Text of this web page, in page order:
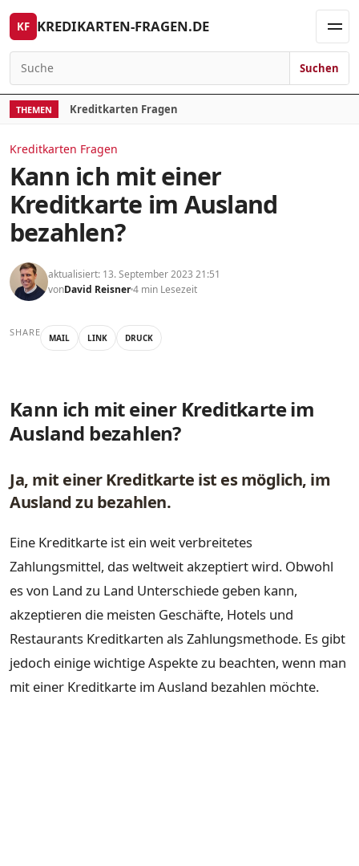
Skip to content
KF KREDIKARTEN-FRAGEN.DE
Search for:
Suchen
THEMEN Kreditkarten Fragen
Kreditkarten Fragen
Kann ich mit einer
Kreditkarte im Ausland
bezahlen?
aktualisiert: 13. September 2023 21:51
vonDavid Reisner4 min Lesezeit
SHARE MAIL LINK DRUCK
Kann ich mit einer Kreditkarte im
Ausland bezahlen?
Ja, mit einer Kreditkarte ist es möglich, im
Ausland zu bezahlen.
Eine Kreditkarte ist ein weit verbreitetes
Zahlungsmittel, das weltweit akzeptiert wird. Obwohl
es von Land zu Land Unterschiede geben kann,
akzeptieren die meisten Geschäfte, Hotels und
Restaurants Kreditkarten als Zahlungsmethode. Es gibt
jedoch einige wichtige Aspekte zu beachten, wenn man
mit einer Kreditkarte im Ausland bezahlen möchte.